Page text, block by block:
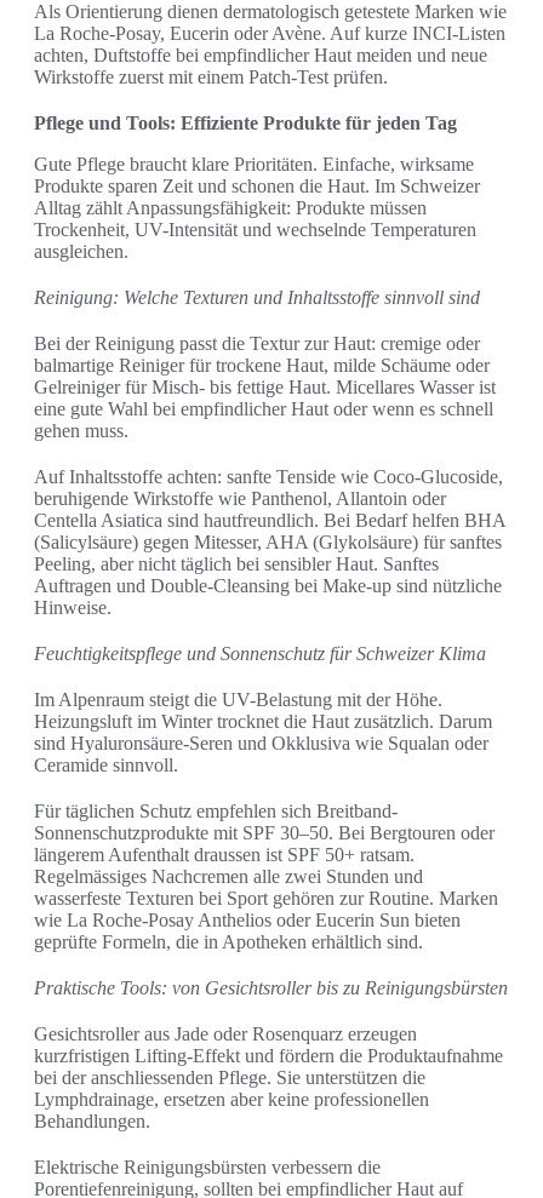
Als Orientierung dienen dermatologisch getestete Marken wie
La Roche-Posay, Eucerin oder Avène. Auf kurze INCI-Listen
achten, Duftstoffe bei empfindlicher Haut meiden und neue
Wirkstoffe zuerst mit einem Patch-Test prüfen.
Pflege und Tools: Effiziente Produkte für jeden Tag
Gute Pflege braucht klare Prioritäten. Einfache, wirksame
Produkte sparen Zeit und schonen die Haut. Im Schweizer
Alltag zählt Anpassungsfähigkeit: Produkte müssen
Trockenheit, UV-Intensität und wechselnde Temperaturen
ausgleichen.
Reinigung: Welche Texturen und Inhaltsstoffe sinnvoll sind
Bei der Reinigung passt die Textur zur Haut: cremige oder
balmartige Reiniger für trockene Haut, milde Schäume oder
Gelreiniger für Misch- bis fettige Haut. Micellares Wasser ist
eine gute Wahl bei empfindlicher Haut oder wenn es schnell
gehen muss.
Auf Inhaltsstoffe achten: sanfte Tenside wie Coco-Glucoside,
beruhigende Wirkstoffe wie Panthenol, Allantoin oder
Centella Asiatica sind hautfreundlich. Bei Bedarf helfen BHA
(Salicylsäure) gegen Mitesser, AHA (Glykolsäure) für sanftes
Peeling, aber nicht täglich bei sensibler Haut. Sanftes
Auftragen und Double-Cleansing bei Make-up sind nützliche
Hinweise.
Feuchtigkeitspflege und Sonnenschutz für Schweizer Klima
Im Alpenraum steigt die UV-Belastung mit der Höhe.
Heizungsluft im Winter trocknet die Haut zusätzlich. Darum
sind Hyaluronsäure-Seren und Okklusiva wie Squalan oder
Ceramide sinnvoll.
Für täglichen Schutz empfehlen sich Breitband-
Sonnenschutzprodukte mit SPF 30–50. Bei Bergtouren oder
längerem Aufenthalt draussen ist SPF 50+ ratsam.
Regelmässiges Nachcremen alle zwei Stunden und
wasserfeste Texturen bei Sport gehören zur Routine. Marken
wie La Roche-Posay Anthelios oder Eucerin Sun bieten
geprüfte Formeln, die in Apotheken erhältlich sind.
Praktische Tools: von Gesichtsroller bis zu Reinigungsbürsten
Gesichtsroller aus Jade oder Rosenquarz erzeugen
kurzfristigen Lifting-Effekt und fördern die Produktaufnahme
bei der anschliessenden Pflege. Sie unterstützen die
Lymphdrainage, ersetzen aber keine professionellen
Behandlungen.
Elektrische Reinigungsbürsten verbessern die
Porentiefenreinigung, sollten bei empfindlicher Haut auf